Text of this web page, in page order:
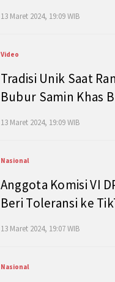
13 Maret 2024, 19:09 WIB
Video
Tradisi Unik Saat
Bubur Samin Khas
13 Maret 2024, 19:09 WIB
Nasional
Anggota Komisi VI
Beri Toleransi ke
13 Maret 2024, 19:07 WIB
Nasional